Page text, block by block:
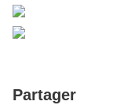
Partager